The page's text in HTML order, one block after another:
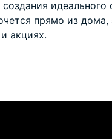
идеального
прямо из
акциях.